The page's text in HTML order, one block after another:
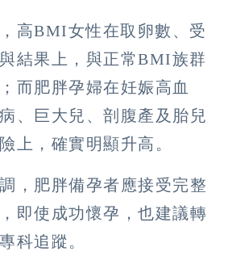
高BMI女性在取卵數、受
結果上，與正常BMI族群
而肥胖孕婦在妊娠高血
、巨大兒、剖腹產及胎兒
上，確實明顯升高。
，肥胖備孕者應接受完整
即使成功懷孕，也建議轉
科追蹤。